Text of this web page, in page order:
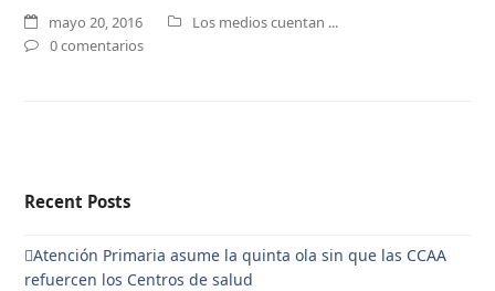
mayo 20, 2016
Los medios cuentan ...
0 comentarios
Recent Posts
Atención Primaria asume la quinta ola sin que las CCAA
refuercen los Centros de salud